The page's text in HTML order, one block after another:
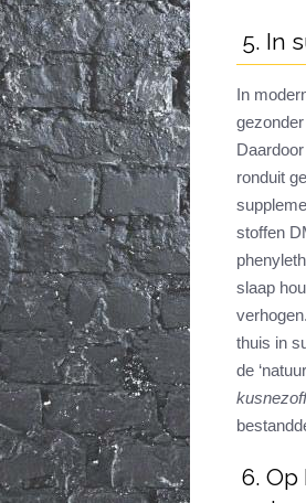
5. In
In
ronduit
stoffen
slaap
thuis in
de
6.